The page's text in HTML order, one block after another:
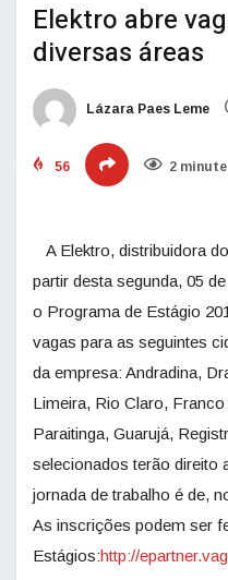
Elektro abre
diversas áreas
Lázara Paes Leme
56 2
A Elektro, distribuidora
partir desta segunda, 05
o Programa de Estágio
vagas para as seguintes
da empresa: Andradina,
Limeira, Rio Claro,
Paraitinga, Guarujá,
selecionados terão
jornada de trabalho é de,
As inscrições podem ser
Estágios:http://